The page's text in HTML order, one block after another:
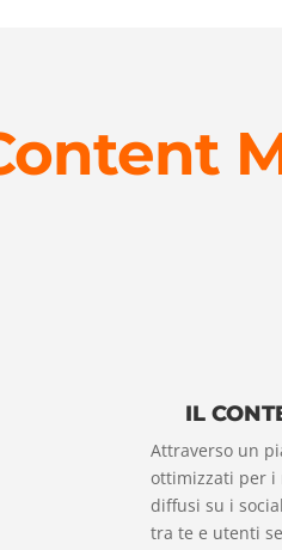
IL
Attraverso un
ottimizzati per i
diffusi su i
tra te e utenti